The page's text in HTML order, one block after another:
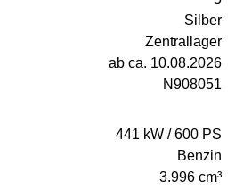
Silber
Zentrallager
ab ca. 10.08.2026
N908051
441 kW / 600 PS
Benzin
3.996 cm³